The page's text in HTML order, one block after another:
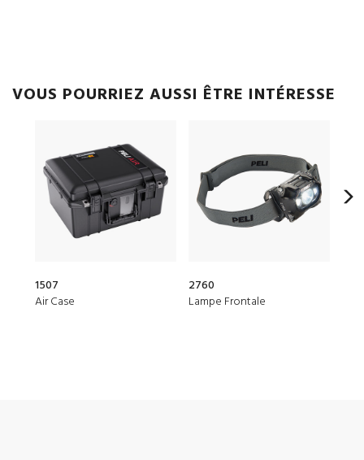
VOUS POURRIEZ AUSSI ÊTRE INTÉRESSE
1507
Air Case
2760
Lampe Frontale